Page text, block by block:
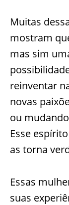
Muitas
mostram
mas sim
reinventar
novas
ou
Esse
as torna
Essas
suas